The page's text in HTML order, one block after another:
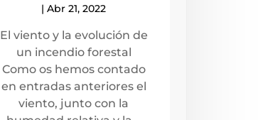
|Abr 21, 2022
El viento y la evolución de
un incendio forestal
Como os hemos contado
en entradas anteriores el
viento, junto con la